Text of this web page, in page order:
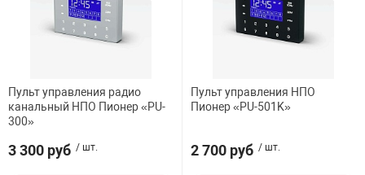
Пульт управления радио
канальный НПО Пионер «PU-
300»
3 300 руб / шт.
Пульт управления НПО
Пионер «PU-501K»
2 700 руб / шт.